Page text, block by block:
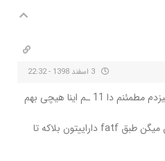
ای عوضیا اصلا نباید تیکت میزدم مطمئنم دا 11 ـم اینا هیچی بهم
fatf هم که تصویب شد الان میگن طبق fatf داراییتون بلاکه تا